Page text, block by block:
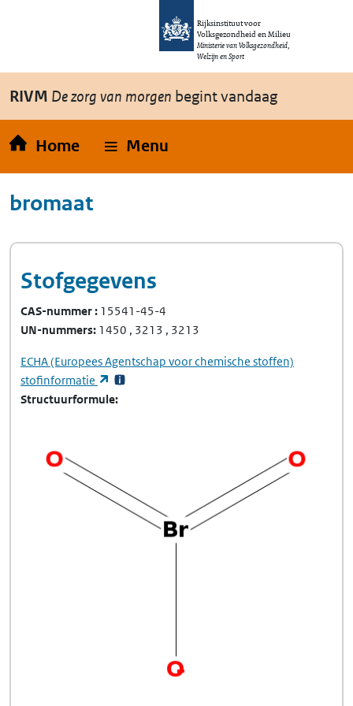
Overslaan en naar de inhoud gaan
Rijksinstituut voor
Volksgezondheid en Milieu
Ministerie van Volksgezondheid,
Welzijn en Sport
RIVM De zorg van morgen begint vandaag
Home Menu
bromaat
Stofgegevens
CAS-nummer 15541-45-4
UN-nummers 1450 3213 3213
ECHA(Europees Agentschap voor chemische stoffen)
stofinformatie
(opent in een nieuw tabblad)
Structuurformule